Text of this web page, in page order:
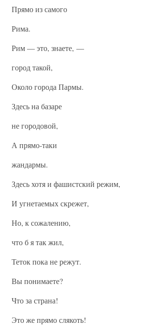
Прямо из самого
Рима.
Рим — это, знаете, —
город такой,
Около города Пармы.
Здесь на базаре
не городовой,
А прямо-таки
жандармы.
Здесь хотя и фашистский режим,
И угнетаемых скрежет,
Но, к сожалению,
что б я так жил,
Теток пока не режут.
Вы понимаете?
Что за страна!
Это же прямо слякоть!